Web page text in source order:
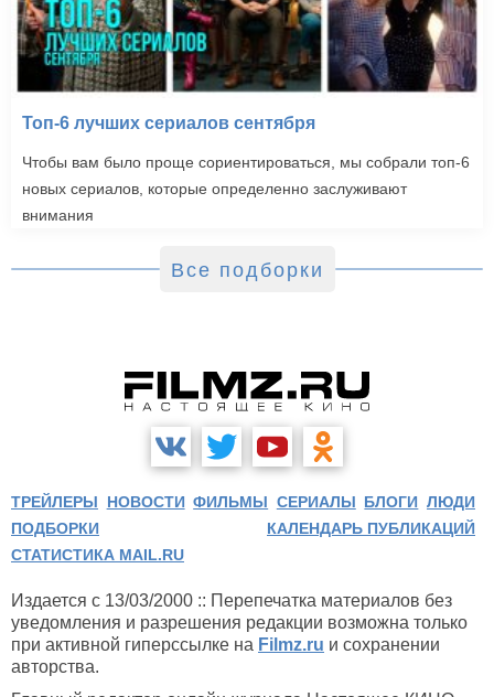
Топ-6 лучших сериалов сентября
Чтобы вам было проще сориентироваться, мы собрали топ-6
новых сериалов, которые определенно заслуживают
внимания
Все подборки
ТРЕЙЛЕРЫ НОВОСТИ ФИЛЬМЫ СЕРИАЛЫ БЛОГИ ЛЮДИ
ПОДБОРКИ
КАЛЕНДАРЬ ПУБЛИКАЦИЙ
СТАТИСТИКА MAIL.RU
Издается с 13/03/2000 :: Перепечатка материалов без
уведомления и разрешения редакции возможна только
при активной гиперссылке на Filmz.ru и сохранении
авторства.